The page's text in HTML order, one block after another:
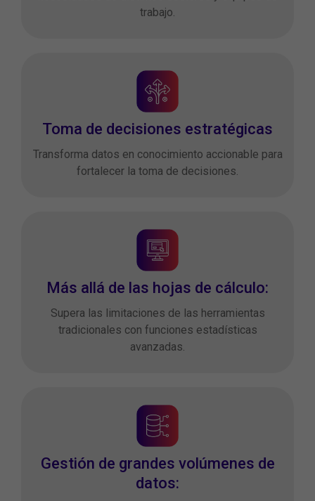
trabajo.
Toma de decisiones estratégicas
Transforma datos en conocimiento accionable para
fortalecer la toma de decisiones.
Más allá de las hojas de cálculo:
Supera las limitaciones de las herramientas
tradicionales con funciones estadísticas
avanzadas.
Gestión de grandes volúmenes de
datos: